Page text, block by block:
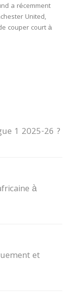
a récemment
United,
couper court à
1 2025-26 ?
à
et